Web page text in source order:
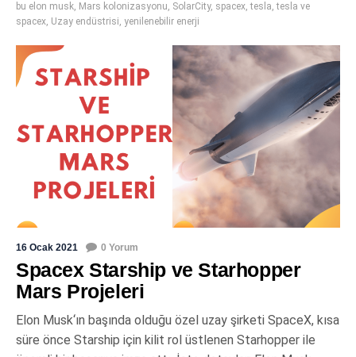
bu elon musk, Mars kolonizasyonu, SolarCity, spacex,tesla,tesla ve
spacex, Uzay endüstrisi, yenilenebilir enerji
16 Ocak 2021 0 Yorum
Spacex Starship ve Starhopper
Mars Projeleri
Elon Musk‘ın başında olduğu özel uzay şirketi SpaceX, kısa
süre önce Starship için kilit rol üstlenen Starhopper ile